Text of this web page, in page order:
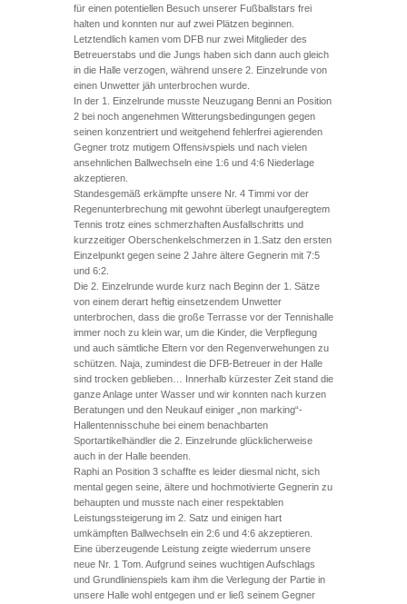
für einen potentiellen Besuch unserer Fußballstars frei
halten und konnten nur auf zwei Plätzen beginnen.
Letztendlich kamen vom DFB nur zwei Mitglieder des
Betreuerstabs und die Jungs haben sich dann auch gleich
in die Halle verzogen, während unsere 2. Einzelrunde von
einen Unwetter jäh unterbrochen wurde.
In der 1. Einzelrunde musste Neuzugang Benni an Position
2 bei noch angenehmen Witterungsbedingungen gegen
seinen konzentriert und weitgehend fehlerfrei agierenden
Gegner trotz mutigem Offensivspiels und nach vielen
ansehnlichen Ballwechseln eine 1:6 und 4:6 Niederlage
akzeptieren.
Standesgemäß erkämpfte unsere Nr. 4 Timmi vor der
Regenunterbrechung mit gewohnt überlegt unaufgeregtem
Tennis trotz eines schmerzhaften Ausfallschritts und
kurzzeitiger Oberschenkelschmerzen in 1.Satz den ersten
Einzelpunkt gegen seine 2 Jahre ältere Gegnerin mit 7:5
und 6:2.
Die 2. Einzelrunde wurde kurz nach Beginn der 1. Sätze
von einem derart heftig einsetzendem Unwetter
unterbrochen, dass die große Terrasse vor der Tennishalle
immer noch zu klein war, um die Kinder, die Verpflegung
und auch sämtliche Eltern vor den Regenverwehungen zu
schützen. Naja, zumindest die DFB-Betreuer in der Halle
sind trocken geblieben… Innerhalb kürzester Zeit stand die
ganze Anlage unter Wasser und wir konnten nach kurzen
Beratungen und den Neukauf einiger „non marking“-
Hallentennisschuhe bei einem benachbarten
Sportartikelhändler die 2. Einzelrunde glücklicherweise
auch in der Halle beenden.
Raphi an Position 3 schaffte es leider diesmal nicht, sich
mental gegen seine, ältere und hochmotivierte Gegnerin zu
behaupten und musste nach einer respektablen
Leistungssteigerung im 2. Satz und einigen hart
umkämpften Ballwechseln ein 2:6 und 4:6 akzeptieren.
Eine überzeugende Leistung zeigte wiederrum unsere
neue Nr. 1 Tom. Aufgrund seines wuchtigen Aufschlags
und Grundlinienspiels kam ihm die Verlegung der Partie in
unsere Halle wohl entgegen und er ließ seinem Gegner